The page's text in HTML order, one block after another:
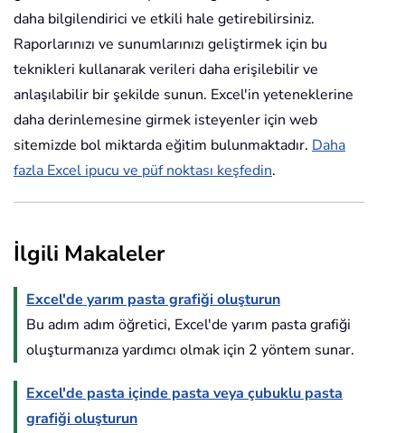
daha bilgilendirici ve etkili hale getirebilirsiniz.
Raporlarınızı ve sunumlarınızı geliştirmek için bu
teknikleri kullanarak verileri daha erişilebilir ve
anlaşılabilir bir şekilde sunun. Excel'in yeteneklerine
daha derinlemesine girmek isteyenler için web
sitemizde bol miktarda eğitim bulunmaktadır. Daha
fazla Excel ipucu ve püf noktası keşfedin.
İlgili Makaleler
Excel'de yarım pasta grafiği oluşturun
Bu adım adım öğretici, Excel'de yarım pasta grafiği
oluşturmanıza yardımcı olmak için 2 yöntem sunar.
Excel'de pasta içinde pasta veya çubuklu pasta
grafiği oluşturun